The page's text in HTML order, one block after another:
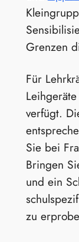
Grenzen
Für
verfügt.
Sie bei
Bringen
und ein
zu